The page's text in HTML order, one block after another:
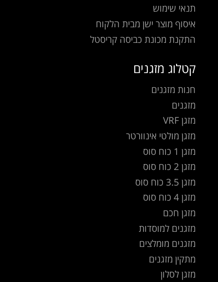
תנאי שימוש
איסוף מוצר ישן מבית הלקוח
התקנת מכונת כביסה קריסטל
קטלוג מזגנים
חנות מזגנים
מזגנים
מזגן VRF
מזגן מולטי אינוורטר
מזגן 1 כוח סוס
מזגן 2 כוח סוס
מזגן 3.5 כוח סוס
מזגן 4 כוח סוס
מזגן חכם
מזגנים למוסדות
מזגנים מומלצים
מתקין מזגנים
מזגן לסלון